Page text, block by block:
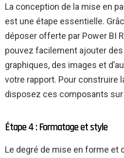
La conception de la mise en
est une étape essentielle.
déposer offerte par Power BI
pouvez facilement ajouter des
graphiques, des images et
votre rapport. Pour construire
disposez ces composants sur
Étape 4 : Formatage et style
Le degré de mise en forme et